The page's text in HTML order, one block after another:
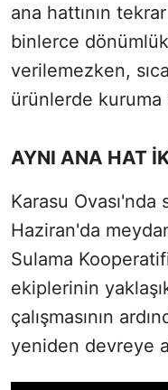
ana hattının
binlerce
verilemezken,
ürünlerde kuruma
AYNI ANA HAT
Karasu Ovası'nda
Haziran'da
Sulama
ekiplerinin
çalışmasının
yeniden devreye